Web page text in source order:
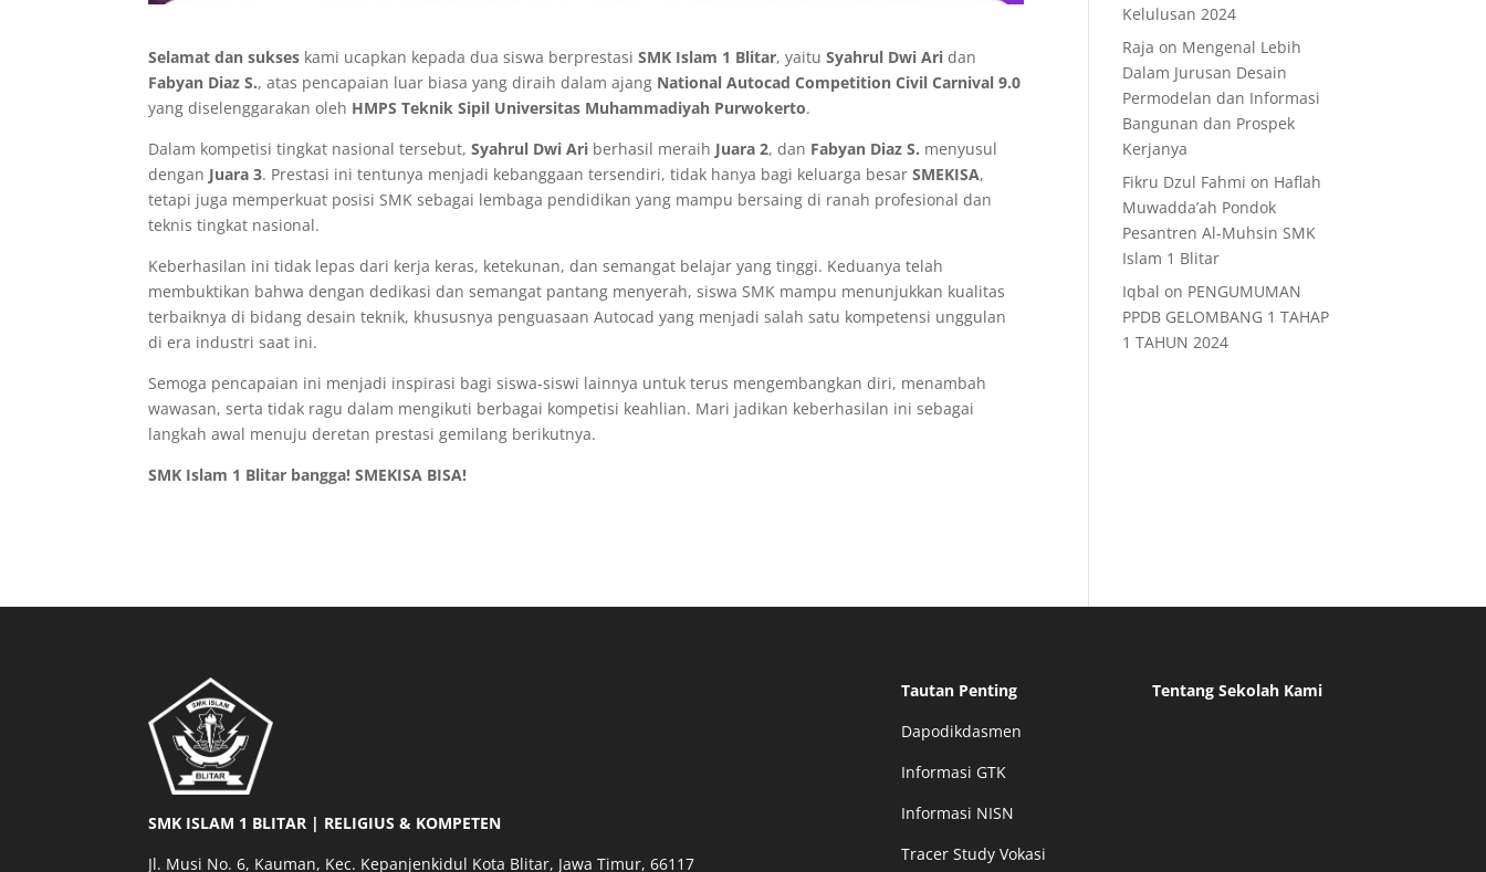
Selamat dan sukses kami ucapkan kepada dua siswa berprestasiSMK Islam 1 Blitar, yaituSyahrul Dwi Ari dan
Fabyan Diaz S., atas pencapaian luar biasa yang diraih dalam ajang National Autocad Competition Civil Carnival 9.0
yang diselenggarakan oleh HMPS Teknik Sipil Universitas Muhammadiyah Purwokerto.
Dalam kompetisi tingkat nasional tersebut,Syahrul Dwi Ari berhasil meraih Juara 2, dan Fabyan Diaz S. menyusul
dengan Juara 3. Prestasi ini tentunya menjadi kebanggaan tersendiri, tidak hanya bagi keluarga besarSMEKISA,
tetapi juga memperkuat posisi SMK sebagai lembaga pendidikan yang mampu bersaing di ranah profesional dan
teknis tingkat nasional.
Keberhasilan ini tidak lepas dari kerja keras, ketekunan, dan semangat belajar yang tinggi. Keduanya telah
membuktikan bahwa dengan dedikasi dan semangat pantang menyerah, siswa SMK mampu menunjukkan kualitas
terbaiknya di bidang desain teknik, khususnya penguasaan Autocad yang menjadi salah satu kompetensi unggulan
di era industri saat ini.
Semoga pencapaian ini menjadi inspirasi bagi siswa-siswi lainnya untuk terus mengembangkan diri, menambah
wawasan, serta tidak ragu dalam mengikuti berbagai kompetisi keahlian. Mari jadikan keberhasilan ini sebagai
langkah awal menuju deretan prestasi gemilang berikutnya.
SMK Islam 1 Blitar bangga! SMEKISA BISA!
Kelulusan 2024
Raja on Mengenal Lebih
Dalam Jurusan Desain
Permodelan dan Informasi
Bangunan dan Prospek
Kerjanya
Fikru Dzul Fahmi on Haflah
Muwadda’ah Pondok
Pesantren Al-Muhsin SMK
Islam 1 Blitar
Iqbal on PENGUMUMAN
PPDB GELOMBANG 1 TAHAP
1 TAHUN 2024
SMK ISLAM 1 BLITAR | RELIGIUS & KOMPETEN
Jl. Musi No. 6, Kauman, Kec. Kepanjenkidul Kota Blitar, Jawa Timur, 66117
Tautan Penting
Dapodikdasmen
Informasi GTK
Informasi NISN
Tracer Study Vokasi
Tentang Sekolah Kami